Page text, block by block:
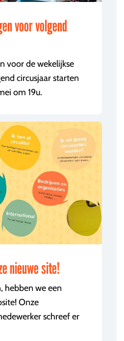
voor volgend
voor de wekelijkse
circusjaar starten
om 19u.
nieuwe site!
hebben we een
Onze
schreef er